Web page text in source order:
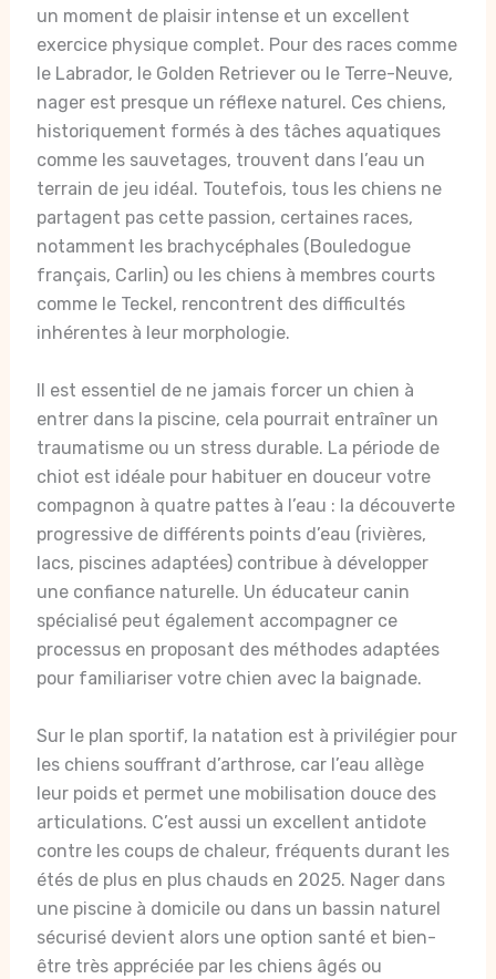
un moment de plaisir intense et un excellent
exercice physique complet. Pour des races comme
le Labrador, le Golden Retriever ou le Terre-Neuve,
nager est presque un réflexe naturel. Ces chiens,
historiquement formés à des tâches aquatiques
comme les sauvetages, trouvent dans l’eau un
terrain de jeu idéal. Toutefois, tous les chiens ne
partagent pas cette passion, certaines races,
notamment les brachycéphales (Bouledogue
français, Carlin) ou les chiens à membres courts
comme le Teckel, rencontrent des difficultés
inhérentes à leur morphologie.
Il est essentiel de ne jamais forcer un chien à
entrer dans la piscine, cela pourrait entraîner un
traumatisme ou un stress durable. La période de
chiot est idéale pour habituer en douceur votre
compagnon à quatre pattes à l’eau : la découverte
progressive de différents points d’eau (rivières,
lacs, piscines adaptées) contribue à développer
une confiance naturelle. Un éducateur canin
spécialisé peut également accompagner ce
processus en proposant des méthodes adaptées
pour familiariser votre chien avec la baignade.
Sur le plan sportif, la natation est à privilégier pour
les chiens souffrant d’arthrose, car l’eau allège
leur poids et permet une mobilisation douce des
articulations. C’est aussi un excellent antidote
contre les coups de chaleur, fréquents durant les
étés de plus en plus chauds en 2025. Nager dans
une piscine à domicile ou dans un bassin naturel
sécurisé devient alors une option santé et bien-
être très appréciée par les chiens âgés ou